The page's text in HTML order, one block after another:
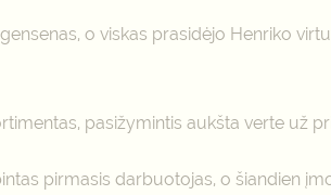
o viskas prasidėjo Henriko
pasižymintis aukšta verte už
pirmasis darbuotojas, o šiandien